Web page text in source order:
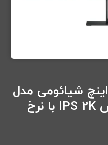
مانیتور گیمینگ 27 اینچ شیائومی مدل
A27qi | صفحه نمایش IPS 2K با نرخ